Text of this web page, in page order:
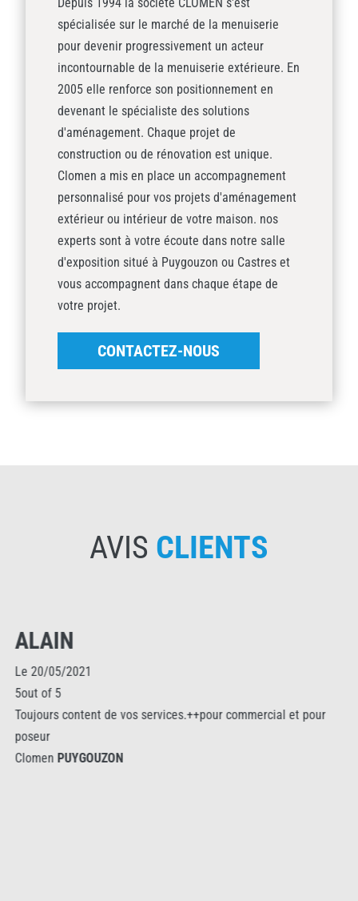
spécialisée sur le marché de la menuiserie
pour devenir progressivement un acteur
incontournable de la menuiserie extérieure. En
2005 elle renforce son positionnement en
devenant le spécialiste des solutions
d'aménagement. Chaque projet de
construction ou de rénovation est unique.
Clomen a mis en place un accompagnement
personnalisé pour vos projets d'aménagement
extérieur ou intérieur de votre maison. nos
experts sont à votre écoute dans notre salle
d'exposition situé à Puygouzon ou Castres et
vous accompagnent dans chaque étape de
votre projet.
CONTACTEZ-NOUS
AVIS CLIENTS
ALAIN
Le 20/05/2021
5out of 5
Toujours content de vos services.++pour commercial et pour
poseur
ClomenPUYGOUZON